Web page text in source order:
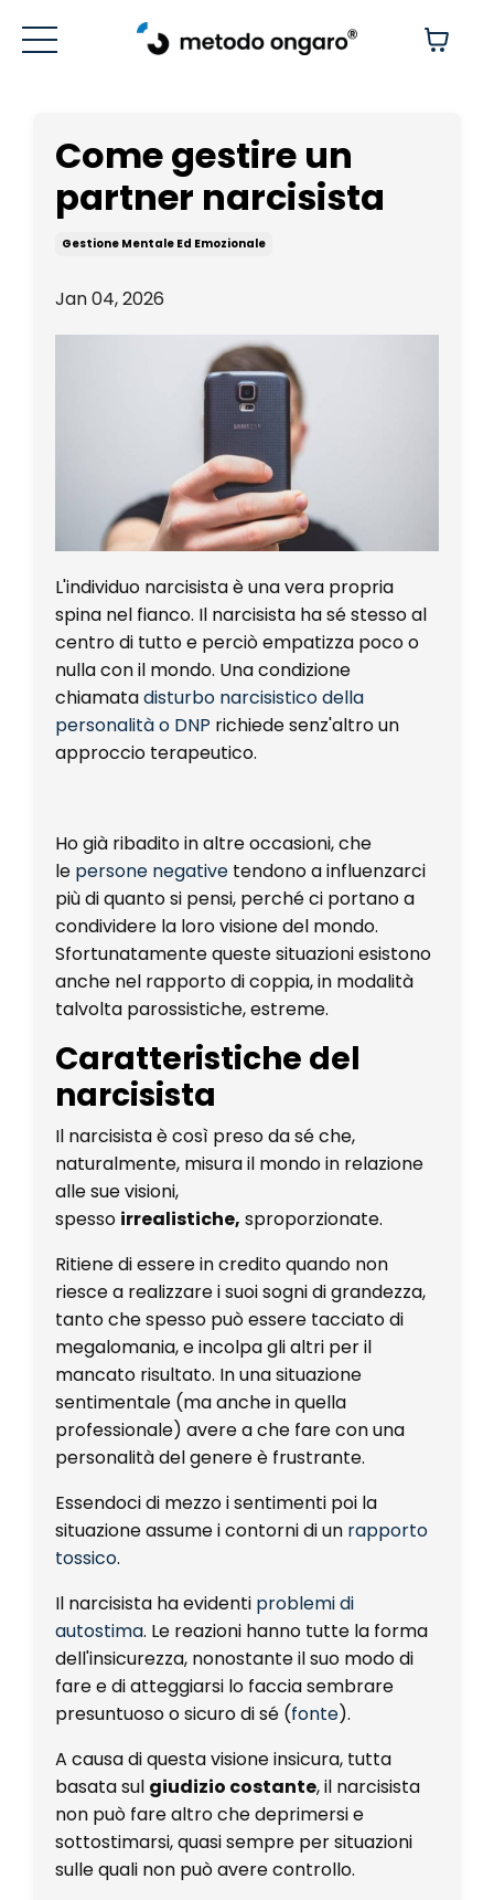
Come gestire un
partner narcisista
Gestione Mentale Ed Emozionale
Jan 04, 2026
L'individuo narcisista è una vera propria
spina nel fianco. Il narcisista ha sé stesso al
centro di tutto e perciò empatizza poco o
nulla con il mondo. Una condizione
chiamatadisturbo narcisistico della
personalità o DNP richiede senz'altro un
approccio terapeutico.
Ho già ribadito in altre occasioni, che
le persone negative tendono a influenzarci
più di quanto si pensi, perché ci portano a
condividere la loro visione del mondo.
Sfortunatamente queste situazioni esistono
anche nel rapporto di coppia, in modalità
talvolta parossistiche, estreme.
Caratteristiche del
narcisista
Il narcisista è così preso da sé che,
naturalmente, misura il mondo in relazione
alle sue visioni,
spesso irrealistiche, sproporzionate.
Ritiene di essere in credito quando non
riesce a realizzare i suoi sogni di grandezza,
tanto che spesso può essere tacciato di
megalomania, e incolpa gli altri per il
mancato risultato. In una situazione
sentimentale (ma anche in quella
professionale) avere a che fare con una
personalità del genere è frustrante.
Essendoci di mezzo i sentimenti poi la
situazione assume i contorni di un rapporto
tossico.
Il narcisista ha evidenti problemi di
autostima. Le reazioni hanno tutte la forma
dell'insicurezza, nonostante il suo modo di
fare e di atteggiarsi lo faccia sembrare
presuntuoso o sicuro di sé (fonte).
A causa di questa visione insicura, tutta
basata sul giudizio costante, il narcisista
non può fare altro che deprimersi e
sottostimarsi, quasi sempre per situazioni
sulle quali non può avere controllo.